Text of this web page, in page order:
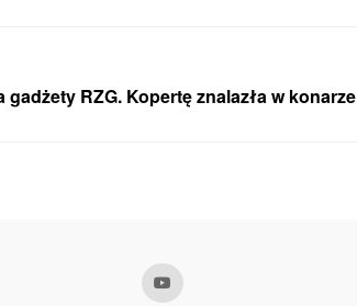
gadżety RZG. Kopertę znalazła w konarze